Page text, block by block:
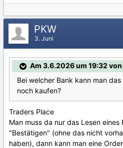
PKW
3. Juni
Am 3.6.2026 um 19:32
Bei welcher Bank kann man
noch kaufen?
Traders Place
Man muss da nur das Lesen
"Bestätigen" (ohne das nicht
haben), dann kann man eine